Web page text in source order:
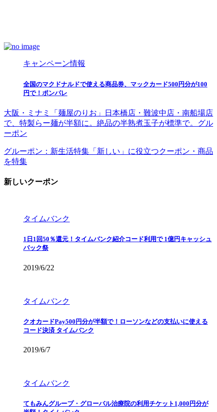
キャンペーン情報
全国のマクドナルドで使える商品券、マックカード500円分が100
円で！ポンパレ
大阪・ミナミ「麺屋のりお」日本橋店・難波中店・南船場店
で、特製らー麺が半額に。絶品の半熟煮玉子が標準で。グル
ーポン
グルーポン：新生活特集「新しい」に役立つクーポン・商品
を特集
新しいクーポン
タイムバンク
1日1回50％還元！タイムバンク紹介コード利用で 1億円キャッシュ
バック祭
2019/6/22
タイムバンク
クオカードPay500円分が半額で！ローソンなどの支払いに使える
コード決済 タイムバンク
2019/6/7
タイムバンク
てもみんグループ・グローバル治療院の利用チケット1,000円分が